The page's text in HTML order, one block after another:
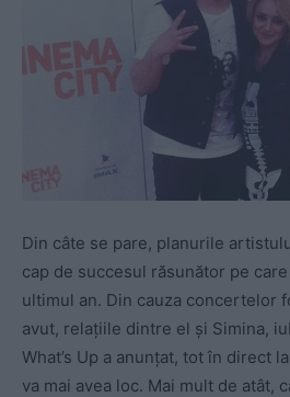
Din câte se pare, planurile
cap de succesul răsunător pe
ultimul an. Din cauza concertelor
avut, relațiile dintre el și Simina,
What’s Up a anunțat, tot în direct
va mai avea loc. Mai mult de atât,